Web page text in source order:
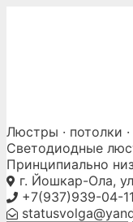
Люстры · потолки
Светодиодные
Принципиально
г. Йошкар-Ола,
+7(937)939-04-11